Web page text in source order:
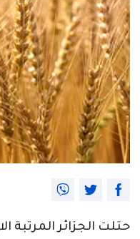
حتلت الجزائر المرتبة